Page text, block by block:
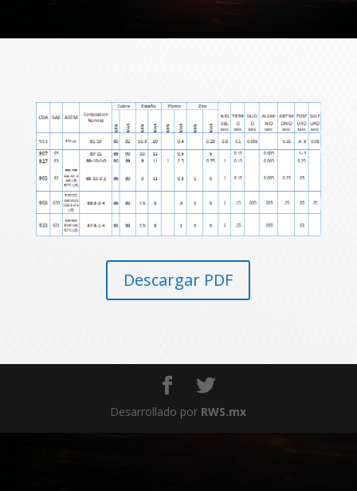
Descargar PDF
Desarrollado por RWS.mx